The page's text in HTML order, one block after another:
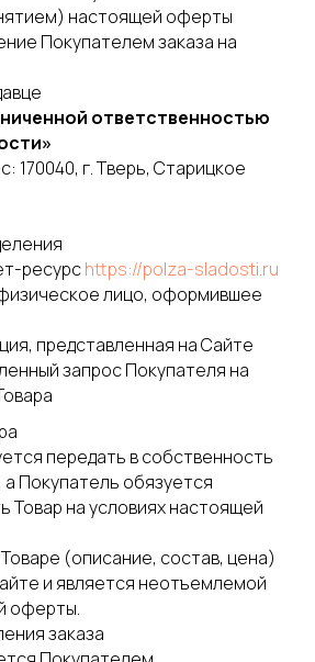
настоящей оферты
Покупателем заказа на
ответственностью
170040, г. Тверь, Старицкое
ресурсhttps://polza-sladosti.ru
лицо, оформившее
представленная на Сайте
запрос Покупателя на
передать в собственность
Покупатель обязуется
Товар на условиях настоящей
(описание, состав, цена)
и является неотъемлемой
оферты.
заказа